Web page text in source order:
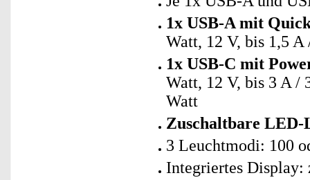
1x USB-A mit
Watt, 12 V, bis 1,5 A
1x USB-C mit
Watt, 12 V, bis 3 A /
Watt
Zuschaltbare LED-
3 Leuchtmodi: 100
Integriertes Display: